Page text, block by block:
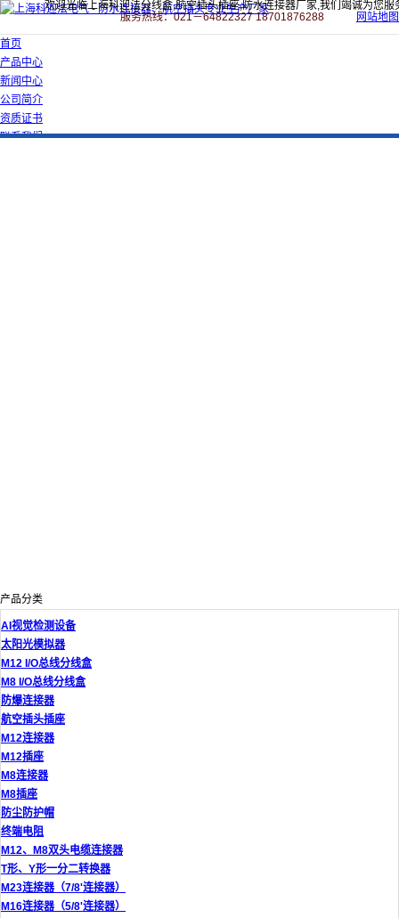
欢迎光临上海科迎法分线盒,航空插头插座,防水连接器厂家,我们竭诚为您服
服务热线：021－64822327 18701876288
网站地图
首页
产品中心
新闻中心
公司简介
资质证书
联系我们
产品分类
AI视觉检测设备
太阳光模拟器
M12 I/O总线分线盒
M8 I/O总线分线盒
防爆连接器
航空插头插座
M12连接器
M12插座
M8连接器
M8插座
防尘防护帽
终端电阻
M12、M8双头电缆连接器
T形、Y形一分二转换器
M23连接器（7/8'连接器）
M16连接器（5/8'连接器）